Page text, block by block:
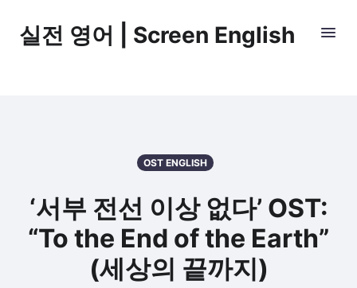
실전 영어 | Screen English
OST ENGLISH
‘서부 전선 이상 없다’ OST:
“To the End of the Earth”
(세상의 끝까지)